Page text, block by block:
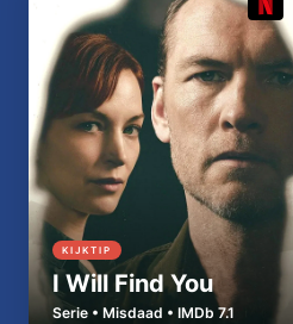
KIJKTIP
I Will Find You
Serie • Misdaad • IMDb 7.1